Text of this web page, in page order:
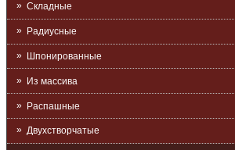
Складные
Радиусные
Шпонированные
Из массива
Распашные
Двухстворчатые